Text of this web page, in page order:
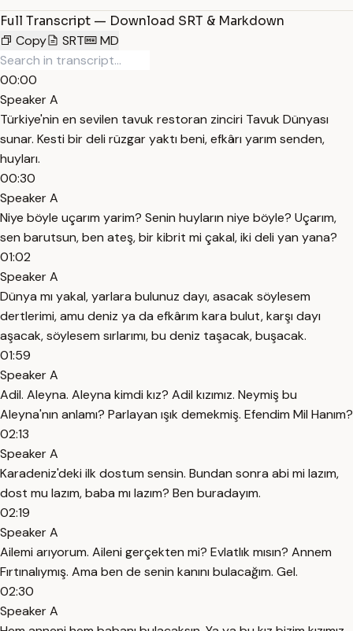
Full Transcript — Download SRT & Markdown
Copy
SRT MD
00:00
Speaker A
Türkiye'nin en sevilen tavuk restoran zinciri Tavuk Dünyası
sunar. Kesti bir deli rüzgar yaktı beni, efkârı yarım senden,
huyları.
00:30
Speaker A
Niye böyle uçarım yarim? Senin huyların niye böyle? Uçarım,
sen barutsun, ben ateş, bir kibrit mi çakal, iki deli yan yana?
01:02
Speaker A
Dünya mı yakal, yarlara bulunuz dayı, asacak söylesem
dertlerimi, amu deniz ya da efkârım kara bulut, karşı dayı
aşacak, söylesem sırlarımı, bu deniz taşacak, buşacak.
01:59
Speaker A
Adil. Aleyna. Aleyna kimdi kız? Adil kızımız. Neymiş bu
Aleyna'nın anlamı? Parlayan ışık demekmiş. Efendim Mil Hanım?
02:13
Speaker A
Karadeniz'deki ilk dostum sensin. Bundan sonra abi mi lazım,
dost mu lazım, baba mı lazım? Ben buradayım.
02:19
Speaker A
Ailemi arıyorum. Aileni gerçekten mi? Evlatlık mısın? Annem
Fırtınalıymış. Ama ben de senin kanını bulacağım. Gel.
02:30
Speaker A